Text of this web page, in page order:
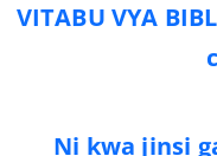
VITABU VYA
Ni kwa jinsi